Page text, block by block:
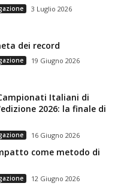
3 Luglio 2026
dei record
19 Giugno 2026
Italiani di
2026: la finale di
16 Giugno 2026
come metodo di
12 Giugno 2026